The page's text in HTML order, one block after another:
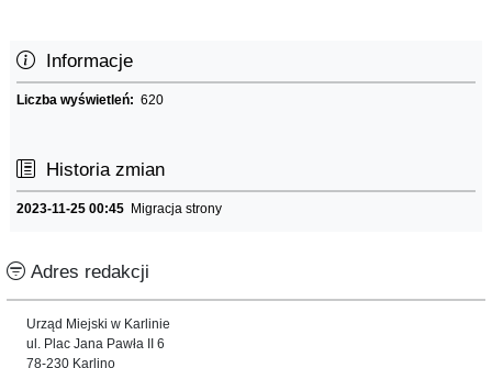
Informacje
Liczba wyświetleń: 620
Historia zmian
2023-11-25 00:45 Migracja strony
Adres redakcji
Urząd Miejski w Karlinie
ul. Plac Jana Pawła II 6
78-230 Karlino